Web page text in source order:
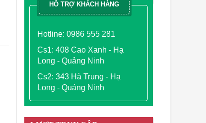
HỖ TRỢ KHÁCH HÀNG
Hotline: 0986 555 281
Cs1: 408 Cao Xanh - Hạ
Long - Quảng Ninh
Cs2: 343 Hà Trung - Hạ
Long - Quảng Ninh